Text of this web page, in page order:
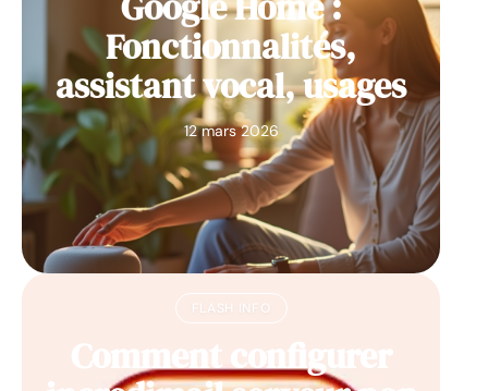
Fonctionnalités,
assistant vocal, usages
12 mars 2026
FLASH INFO
Comment configurer